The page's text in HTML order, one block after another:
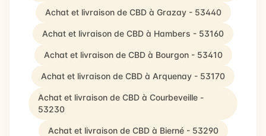
Achat et livraison de CBD à Grazay - 53440
Achat et livraison de CBD à Hambers - 53160
Achat et livraison de CBD à Bourgon - 53410
Achat et livraison de CBD à Arquenay - 53170
Achat et livraison de CBD à Courbeveille -
53230
Achat et livraison de CBD à Bierné - 53290